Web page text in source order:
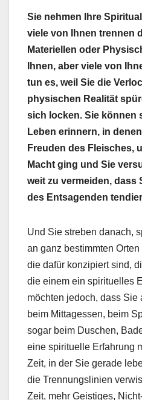
Sie nehmen Ihre
viele von Ihnen trennen
Materiellen oder
Ihnen, aber viele von
tun es, weil Sie die
physischen Realität
sich locken. Sie können
Leben erinnern, in
Freuden des Fleisches,
Macht ging und Sie
weit zu vermeiden, dass
des Entsagenden
Und Sie streben danach,
an ganz bestimmten
die dafür konzipiert sind,
die einem ein spirituelles
möchten jedoch, dass
beim Mittagessen, beim
sogar beim Duschen,
eine spirituelle Erfahrung
Zeit, in der Sie gerade
die Trennungslinien
Zeit, mehr Geistiges,